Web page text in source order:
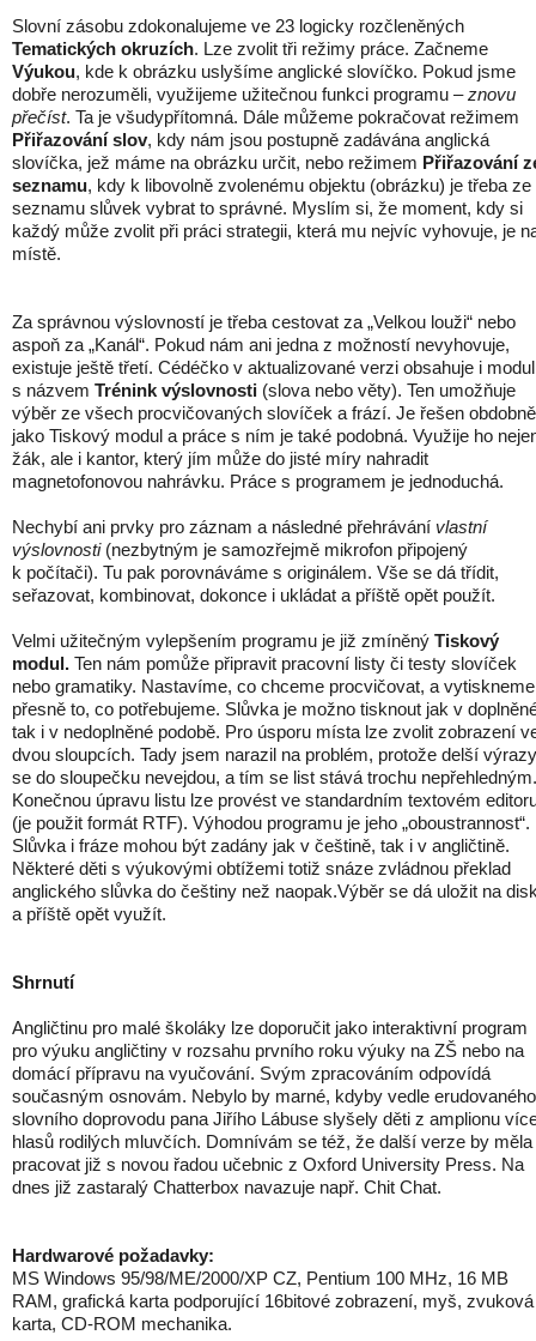
Slovní zásobu zdokonalujeme ve 23 logicky rozčleněných
Tematických okruzích. Lze zvolit tři režimy práce. Začneme
Výukou, kde k obrázku uslyšíme anglické slovíčko. Pokud jsme
dobře nerozuměli, využijeme užitečnou funkci programu –znovu
přečíst. Ta je všudypřítomná. Dále můžeme pokračovat režimem
Přiřazování slov, kdy nám jsou postupně zadávána anglická
slovíčka, jež máme na obrázku určit, nebo režimem Přiřazování
seznamu, kdy k libovolně zvolenému objektu (obrázku) je třeba ze
seznamu slůvek vybrat to správné. Myslím si, že moment, kdy si
každý může zvolit při práci strategii, která mu nejvíc vyhovuje, je
místě.
Za správnou výslovností je třeba cestovat za „Velkou louži“ nebo
aspoň za „Kanál“. Pokud nám ani jedna z možností nevyhovuje,
existuje ještě třetí. Cédéčko v aktualizované verzi obsahuje i modul
s názvem Trénink výslovnosti (slova nebo věty). Ten umožňuje
výběr ze všech procvičovaných slovíček a frází. Je řešen obdobně
jako Tiskový modul a práce s ním je také podobná. Využije ho
žák, ale i kantor, který jím může do jisté míry nahradit
magnetofonovou nahrávku. Práce s programem je jednoduchá.
Nechybí ani prvky pro záznam a následné přehrávání vlastní
výslovnosti(nezbytným je samozřejmě mikrofon připojený
k počítači). Tu pak porovnáváme s originálem. Vše se dá třídit,
seřazovat, kombinovat, dokonce i ukládat a příště opět použít.
Velmi užitečným vylepšením programu je již zmíněný Tiskový
modul. Ten nám pomůže připravit pracovní listy či testy slovíček
nebo gramatiky. Nastavíme, co chceme procvičovat, a vytiskneme
přesně to, co potřebujeme. Slůvka je možno tisknout jak v
tak i v nedoplněné podobě. Pro úsporu místa lze zvolit zobrazení
dvou sloupcích. Tady jsem narazil na problém, protože delší výrazy
se do sloupečku nevejdou, a tím se list stává trochu nepřehledným.
Konečnou úpravu listu lze provést ve standardním textovém
(je použit formát RTF). Výhodou programu je jeho „oboustrannost“.
Slůvka i fráze mohou být zadány jak v češtině, tak i v angličtině.
Některé děti s výukovými obtížemi totiž snáze zvládnou překlad
anglického slůvka do češtiny než naopak.Výběr se dá uložit na
a příště opět využít.
Shrnutí
Angličtinu pro malé školáky lze doporučit jako interaktivní program
pro výuku angličtiny v rozsahu prvního roku výuky na ZŠ nebo na
domácí přípravu na vyučování. Svým zpracováním odpovídá
současným osnovám. Nebylo by marné, kdyby vedle erudovaného
slovního doprovodu pana Jiřího Lábuse slyšely děti z amplionu
hlasů rodilých mluvčích. Domnívám se též, že další verze by měla
pracovat již s novou řadou učebnic z Oxford University Press. Na
dnes již zastaralý Chatterbox navazuje např. Chit Chat.
Hardwarové požadavky:
MS Windows 95/98/ME/2000/XP CZ, Pentium 100 MHz, 16 MB
RAM, grafická karta podporující 16bitové zobrazení, myš, zvuková
karta, CD-ROM mechanika.